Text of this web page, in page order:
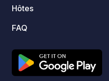
chauffée avec vue sur
café-comptoir façon
fin de journée.
Hôtes
FAQ